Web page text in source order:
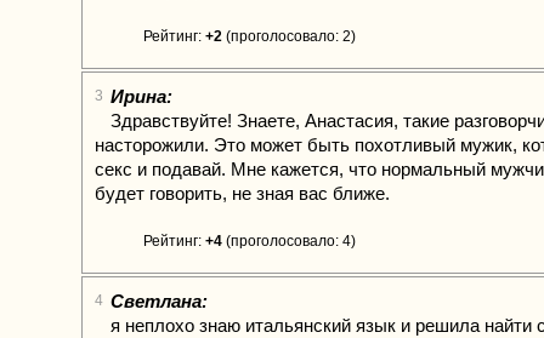
Рейтинг: +2 (проголосовало: 2)
3 Ирина:
Здравствуйте! Знаете, Анастасия, такие
насторожили. Это может быть похотливый мужик,
секс и подавай. Мне кажется, что нормальный
будет говорить, не зная вас ближе.
Рейтинг: +4 (проголосовало: 4)
4 Светлана:
я неплохо знаю итальянский язык и решила найти